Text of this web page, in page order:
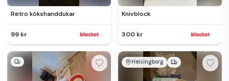
Retro kökshanddukar
99 kr
Knivblock
300 kr
Helsingborg